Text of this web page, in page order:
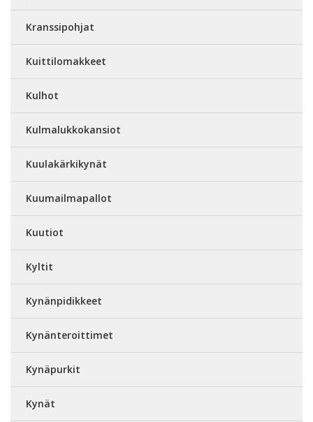
Kranssipohjat
Kuittilomakkeet
Kulhot
Kulmalukkokansiot
Kuulakärkikynät
Kuumailmapallot
Kuutiot
Kyltit
Kynänpidikkeet
Kynänteroittimet
Kynäpurkit
Kynät